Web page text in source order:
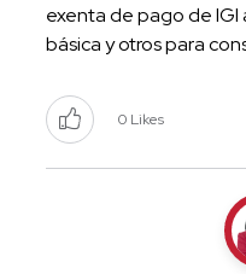
exenta de pago de
básica y otros para
0 Likes